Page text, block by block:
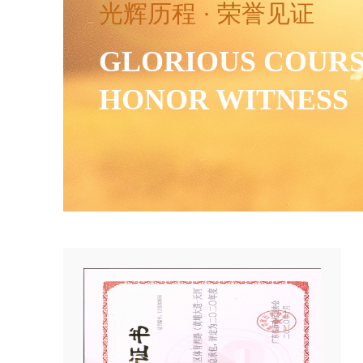
光辉历程 · 荣誉见证
GLORIOUS
HONOR WITNESS